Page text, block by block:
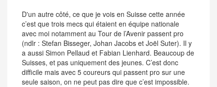
D'un autre côté, ce que je vois en Suisse cette année
c’est que trois mecs qui étaient en équipe nationale
avec moi notamment au Tour de l’Avenir passent pro
(ndlr : Stefan Bisseger, Johan Jacobs et Joël Suter). Il y
a aussi Simon Pellaud et Fabian Lienhard. Beaucoup de
Suisses, et pas uniquement des jeunes. C’est donc
difficile mais avec 5 coureurs qui passent pro sur une
seule saison, on ne peut pas dire que c’est impossible.